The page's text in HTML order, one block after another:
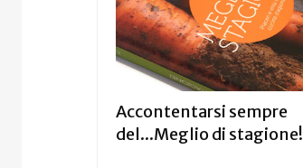
Accontentarsi sempre
del...Meglio di stagione!